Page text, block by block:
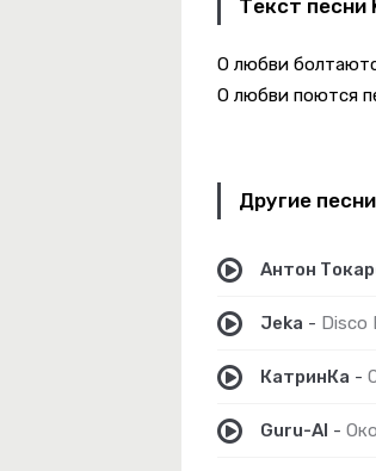
Текст песни
О любви
О любви поются
Другие песни
Антон
Jeka - Disco
КатринКа -
Guru-AI -
Герой Не Твоего Романа